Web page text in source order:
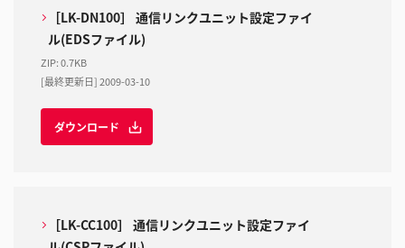
［LK-DN100］ 通信リンクユニット設定ファイ
ル(EDSファイル)
ZIP:0.7KB
[最終更新日] 2009-03-10
ダウンロード
［LK-CC100］ 通信リンクユニット設定ファイ